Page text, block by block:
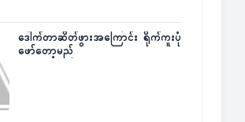
ဒေါက်တာဆိတ်ဖွားအကြောင်း ရိုက်ကူးပုံ
ဖော်တော့မည်